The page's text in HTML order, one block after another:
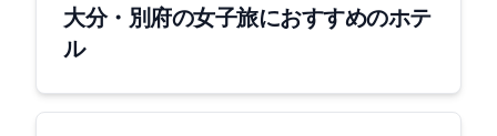
大分・別府の女子旅におすすめのホテ
ル